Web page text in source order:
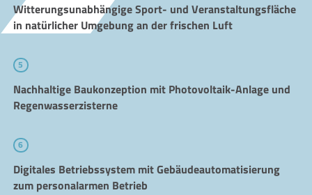
Witterungsunabhängige Sport- und Veranstaltungsfläche
in natürlicher Umgebung an der frischen Luft
5
Nachhaltige Baukonzeption mit Photovoltaik-Anlage und
Regenwasserzisterne
6
Digitales Betriebssystem mit Gebäudeautomatisierung
zum personalarmen Betrieb